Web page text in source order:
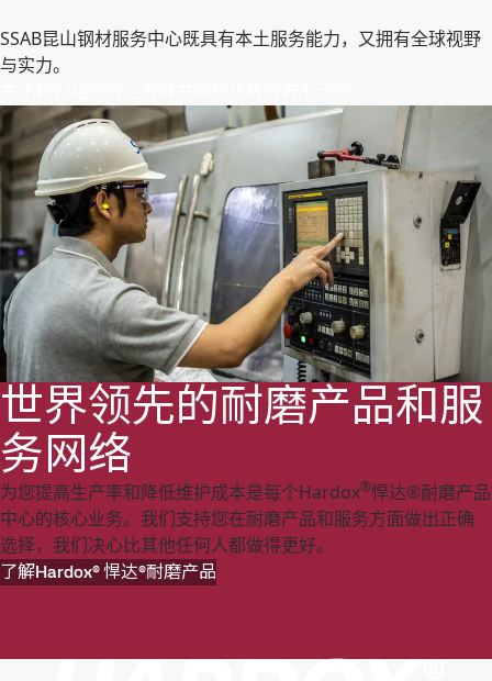
SSAB昆山钢材服务中心既具有本土服务能力，又拥有全球视野
与实力。
世界领先的耐磨产品和服
务网络
为您提高生产率和降低维护成本是每个Hardox®悍达®耐磨产品
中心的核心业务。我们支持您在耐磨产品和服务方面做出正确
选择，我们决心比其他任何人都做得更好。
了解Hardox® 悍达®耐磨产品